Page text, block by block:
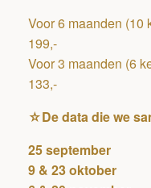
Voor 6 maanden (10
199,-
Voor 3 maanden (6
133,-
☆De data die we
25 september
9 & 23 oktober